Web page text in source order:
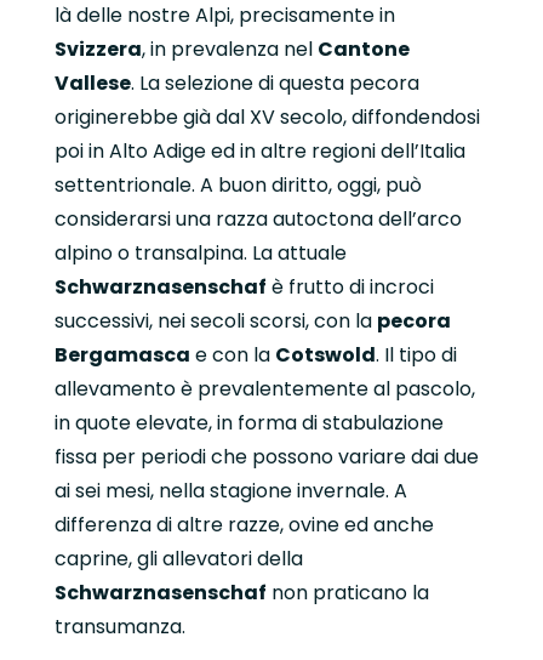
là delle nostre Alpi, precisamente in
Svizzera, in prevalenza nel Cantone
Vallese. La selezione di questa pecora
originerebbe già dal XV secolo, diffondendosi
poi in Alto Adige ed in altre regioni dell’Italia
settentrionale. A buon diritto, oggi, può
considerarsi una razza autoctona dell’arco
alpino o transalpina. La attuale
Schwarznasenschaf è frutto di incroci
successivi, nei secoli scorsi, con la pecora
Bergamasca e con la Cotswold. Il tipo di
allevamento è prevalentemente al pascolo,
in quote elevate, in forma di stabulazione
fissa per periodi che possono variare dai due
ai sei mesi, nella stagione invernale. A
differenza di altre razze, ovine ed anche
caprine, gli allevatori della
Schwarznasenschaf non praticano la
transumanza.